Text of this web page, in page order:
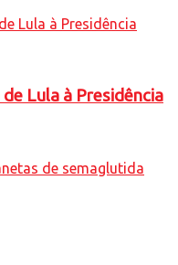
Lula à Presidência